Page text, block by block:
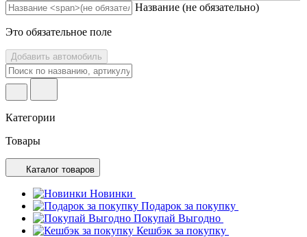
Название (не обязательно)
Это обязательное поле
Добавить автомобиль
Категории
Товары
Каталог товаров
Новинки
Подарок за покупку
Покупай Выгодно
Кешбэк за покупку